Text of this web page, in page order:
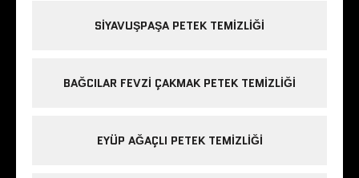
SIYAVUŞPAŞA PETEK TEMIZLIĞI
BAĞCILAR FEVZI ÇAKMAK PETEK TEMIZLIĞI
EYÜP AĞAÇLI PETEK TEMIZLIĞI